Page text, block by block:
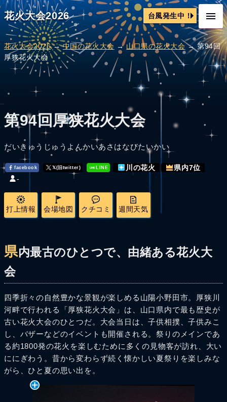
花火大会2026 台風発生中！
花火大会2026→中国の花火大会 →山口県の花火大会→ 第94回
厚狭花火大会
第94回厚狭花火大会
だいきゅうじゅうよんかいあさはなびたいかい
facebook 𝕏(旧twitter) LINE 川の花火 県内7位
-
打上情報 会場地図 クチコミ 週間天気
県内最古のひとつで、由緒ある花火大
会
四季折々の自然豊かな景観が楽しめる山陽小野田市。厚狭川
河畔で行われる「厚狭花火大会」は、山口県内で最も歴史が
古い花火大会のひとつだ。大会当日は、子供相撲、子供みこ
し、バザーなどのイベントも開催される。祭りのメインであ
る約1800発の花火を楽しむために多くの見物客が訪れ、大い
ににぎわう。昔から変わらず続く懐かしい夏祭りを楽しみな
がら、ひと夏の思い出を。